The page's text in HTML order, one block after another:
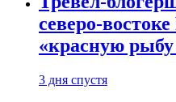
северо-
«красную
3 дня спустя